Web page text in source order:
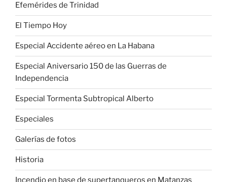
Efemérides de Trinidad
El Tiempo Hoy
Especial Accidente aéreo en La Habana
Especial Aniversario 150 de las Guerras de
Independencia
Especial Tormenta Subtropical Alberto
Especiales
Galerías de fotos
Historia
Incendio en base de supertanqueros en Matanzas